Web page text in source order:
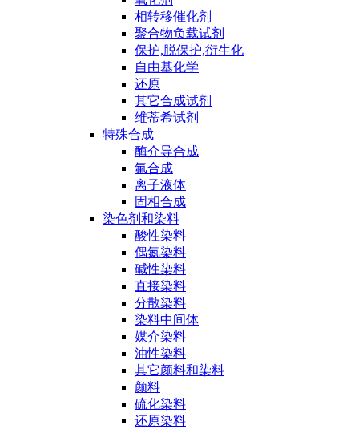
相转移催化剂
聚合物负载试剂
保护,脱保护,衍生化
自由基化学
还原
其它合成试剂
维蒂希试剂
特殊合成
酶介导合成
氟合成
离子液体
固相合成
染色剂和染料
酸性染料
偶氮染料
碱性染料
直接染料
分散染料
染料中间体
媒介染料
油性染料
其它颜料和染料
颜料
硫化染料
还原染料